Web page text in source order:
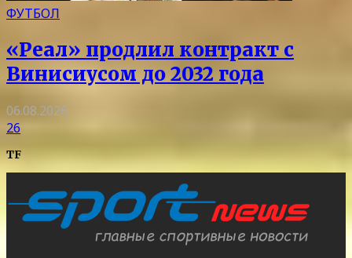
ФУТБОЛ
«Реал» продлил контракт с
Винисиусом до 2032 года
06.08.2026
26
TF